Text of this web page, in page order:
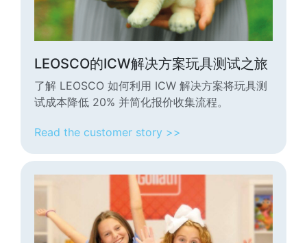
LEOSCO的ICW解决方案玩具测试之旅
了解 LEOSCO 如何利用 ICW 解决方案将玩具测
试成本降低 20% 并简化报价收集流程。
Read the customer story >>